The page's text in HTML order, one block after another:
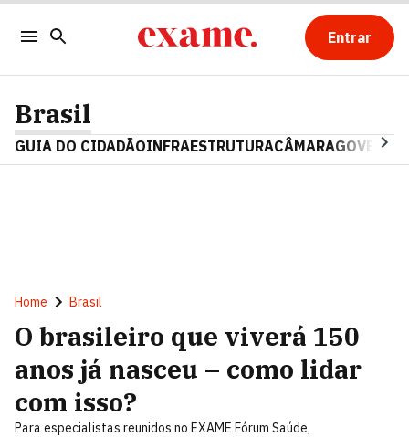
Entrar
Brasil
GUIA DO CIDADÃOINFRAESTRUTURACÂMARAGOVERNO
Home Brasil
O brasileiro que viverá 150
anos já nasceu – como lidar
com isso?
Para especialistas reunidos no EXAME Fórum Saúde,